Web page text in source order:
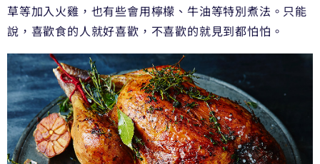
草等加入火雞，也有些會用檸檬、牛油等特別煮法。只能
說，喜歡食的人就好喜歡，不喜歡的就見到都怕怕。